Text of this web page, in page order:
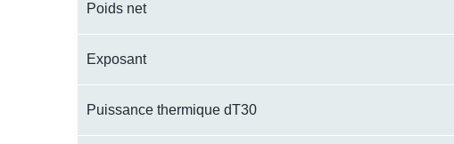
Poids net
Exposant
Puissance thermique dT30